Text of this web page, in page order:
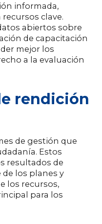
informada,
clave.
abiertos sobre
de capacitación
mejor los
a la evaluación
rendición
de gestión que
Estos
resultados de
los planes y
los recursos,
para los